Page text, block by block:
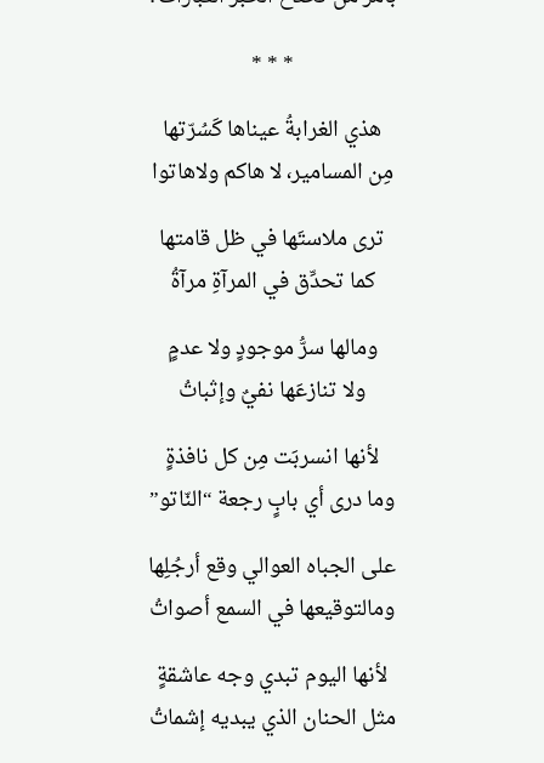
* * *
هذي الغرابةُ عيناها كَسُرّتها
مِن المسامير، لا هاكم ولاهاتوا
ترى ملاستَها في ظل قامتها
كما تحدِّق في المرآةِ مرآةُ
ومالها سرُّ موجودٍ ولا عدمٍ
ولا تنازعَها نفيٌ وإثباتُ
لأنها انسربَت مِن كل نافذةٍ
وما درى أي بابٍ رجعة “النّاتو”
على الجباه العوالي وقع أرجُلِها
ومالتوقيعها في السمع أصواتُ
لأنها اليوم تبدي وجه عاشقةٍ
مثل الحنان الذي يبديه إشماتُ